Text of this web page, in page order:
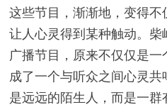
这些节目，渐渐地，变得
让人心灵得到某种触动。
广播节目，原来不仅仅是
成了一个与听众之间心灵
是远远的陌生人，而是一